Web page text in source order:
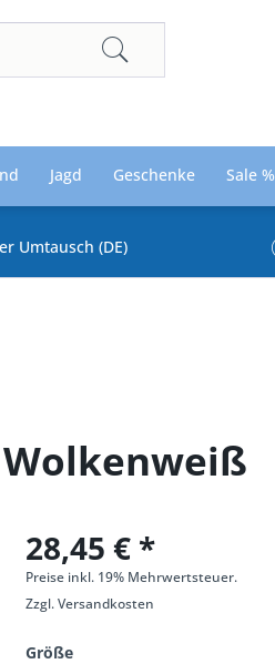
Jagd Geschenke Sale %
Umtausch (DE)
28,45 € *
Preise inkl. 19% Mehrwertsteuer.
Zzgl.Versandkosten
Größe